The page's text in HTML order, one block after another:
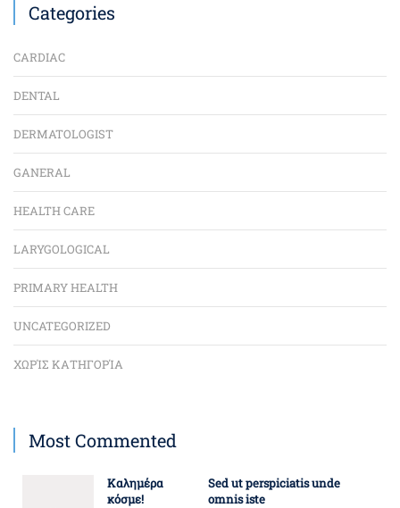
Categories
CARDIAC
DENTAL
DERMATOLOGIST
GANERAL
HEALTH CARE
LARYGOLOGICAL
PRIMARY HEALTH
UNCATEGORIZED
ΧΩΡΊΣ ΚΑΤΗΓΟΡΊΑ
Most Commented
Καλημέρα
κόσμε!
Sed ut perspiciatis unde
omnis iste